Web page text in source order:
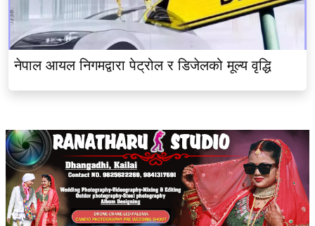
नेपाल आयल निगमद्वारा पेट्रोल र डिजेलको मूल्य वृद्धि